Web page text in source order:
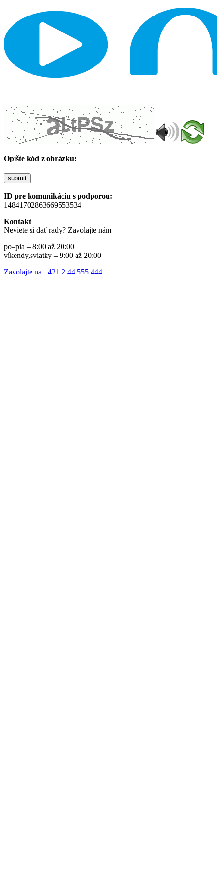
Opíšte kód z obrázku:
submit
ID pre komunikáciu s podporou:
14841702863669553534
Kontakt
Neviete si dať rady? Zavolajte nám
po–pia – 8:00 až 20:00
víkendy,sviatky – 9:00 až 20:00
Zavolajte na +421 2 44 555 444